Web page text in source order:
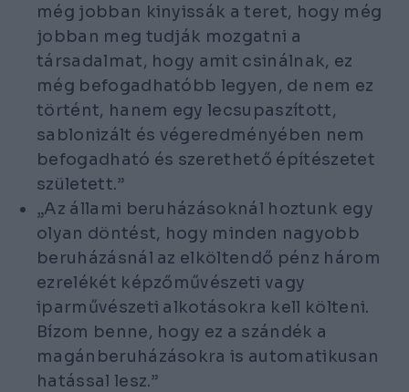
még jobban kinyissák a teret, hogy még
jobban meg tudják mozgatni a
társadalmat, hogy amit csinálnak, ez
még befogadhatóbb legyen, de nem ez
történt, hanem egy lecsupaszított,
sablonizált és végeredményében nem
befogadható és szerethető építészetet
született.”
„Az állami beruházásoknál hoztunk egy
olyan döntést, hogy minden nagyobb
beruházásnál az elköltendő pénz három
ezrelékét képzőművészeti vagy
iparművészeti alkotásokra kell költeni.
Bízom benne, hogy ez a szándék a
magánberuházásokra is automatikusan
hatással lesz.”